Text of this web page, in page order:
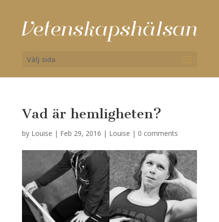
Välj sida
Vad är hemligheten?
by Louise | Feb 29, 2016 | Louise | 0 comments